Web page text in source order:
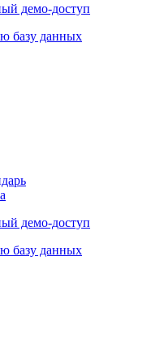
демо-доступ
базу данных
демо-доступ
базу данных